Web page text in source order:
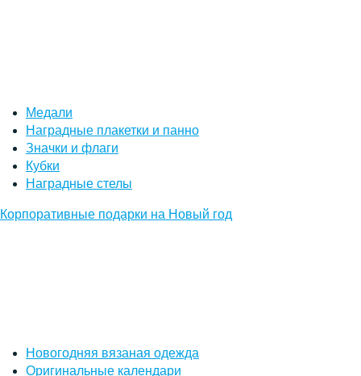
Медали
Наградные плакетки и панно
Значки и флаги
Кубки
Наградные стелы
Корпоративные подарки на Новый год
Новогодняя вязаная одежда
Оригинальные календари